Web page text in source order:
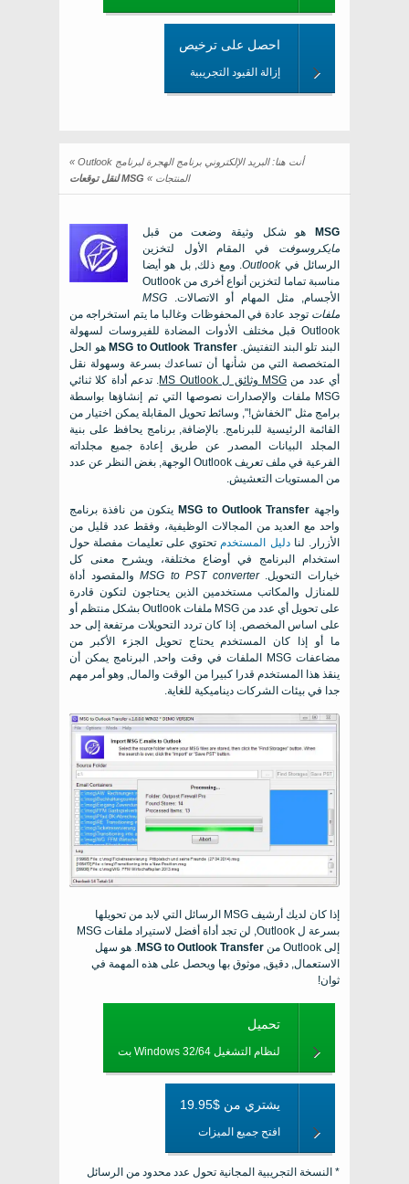
احصل على ترخيص
إزالة القيود التجريبية
أنت هنا:البريد الإلكتروني برنامج الهجرة لبرنامج Outlook
»
المنتجات » MSG لنقل توقعات
MSG
هو شكل وثيقة وضعت من قبل
مايكروسوفت في المقام الأول لتخزين
الرسائل فيOutlook. ومع ذلك, بل هو أيضا
مناسبة تماما لتخزين أنواع أخرى من Outlook
الأجسام, مثل المهام أو الاتصالات. MSG
ملفات توجد عادة في المحفوظات وغالبا ما يتم استخراجه من
Outlook قبل مختلف الأدوات المضادة للفيروسات لسهولة
البند تلو البند التفتيش.MSG to Outlook Transfer هو الحل
المتخصصة التي من شأنها أن تساعدك بسرعة وسهولة نقل
أي عدد منMSG وثائق لMS Outlook. تدعم أداة كلا ثنائي
MSG ملفات والإصدارات نصوصها التي تم إنشاؤها بواسطة
برامج مثل "الخفاش!", وسائط تحويل المقابلة يمكن اختيار من
القائمة الرئيسية للبرنامج. بالإضافة, برنامج يحافظ على بنية
المجلد البيانات المصدر عن طريق إعادة جميع مجلداته
الفرعية في ملف تعريف Outlook الوجهة, بغض النظر عن عدد
من المستويات التعشيش.
واجهة MSG to Outlook Transfer يتكون من نافذة برنامج
واحد مع العديد من المجالات الوظيفية، وفقط عدد قليل من
الأزرار. لنادليل المستخدم تحتوي على تعليمات مفصلة حول
استخدام البرنامج في أوضاع مختلفة، ويشرح معنى كل
خيارات التحويل.MSG to PST converterوالمقصود أداة
للمنازل والمكاتب مستخدمين الذين يحتاجون لتكون قادرة
على تحويل أي عدد من MSG ملفات Outlook بشكل منتظم أو
على اساس المخصص. إذا كان تردد التحويلات مرتفعة إلى حد
ما أو إذا كان المستخدم يحتاج تحويل الجزء الأكبر من
مضاعفات MSG الملفات في وقت واحد, البرنامج يمكن أن
ينقذ هذا المستخدم قدرا كبيرا من الوقت والمال, وهو أمر مهم
جدا في بيئات الشركات ديناميكية للغاية.
إذا كان لديك أرشيف MSG الرسائل التي لابد من تحويلها
بسرعة ل Outlook
, لن تجد أداة أفضل لاستيراد ملفات MSG
إلى Outlook من
MSG to Outlook Transfer . هو سهل
الاستعمال, دقيق, موثوق بها ويحصل على هذه المهمة في
ثوان!
تحميل
لنظام التشغيل Windows 32/64 بت
يشتري من $19.95
افتح جميع الميزات
* النسخة التجريبية المجانية تحول عدد محدود من الرسائل